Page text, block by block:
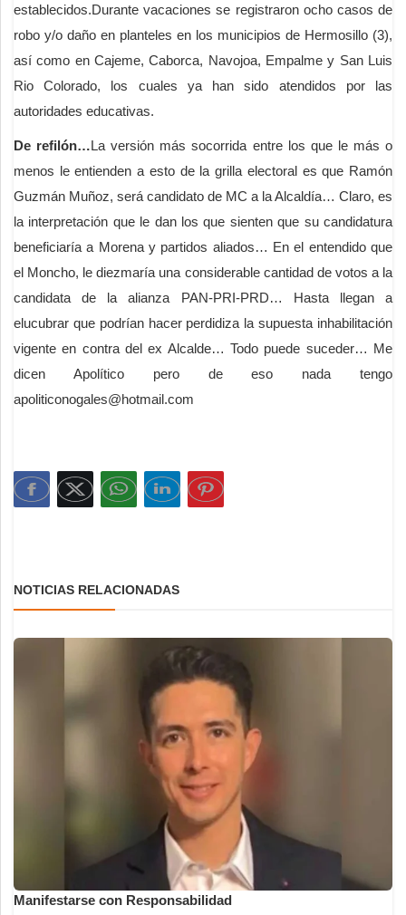
establecidos.Durante vacaciones se registraron ocho casos de
robo y/o daño en planteles en los municipios de Hermosillo (3),
así como en Cajeme, Caborca, Navojoa, Empalme y San Luis
Rio Colorado, los cuales ya han sido atendidos por las
autoridades educativas.
De refilón…La versión más socorrida entre los que le más o
menos le entienden a esto de la grilla electoral es que Ramón
Guzmán Muñoz, será candidato de MC a la Alcaldía… Claro, es
la interpretación que le dan los que sienten que su candidatura
beneficiaría a Morena y partidos aliados… En el entendido que
el Moncho, le diezmaría una considerable cantidad de votos a la
candidata de la alianza PAN-PRI-PRD… Hasta llegan a
elucubrar que podrían hacer perdidiza la supuesta inhabilitación
vigente en contra del ex Alcalde… Todo puede suceder… Me
dicen Apolítico pero de eso nada tengo
apoliticonogales@hotmail.com
NOTICIAS RELACIONADAS
Manifestarse con Responsabilidad